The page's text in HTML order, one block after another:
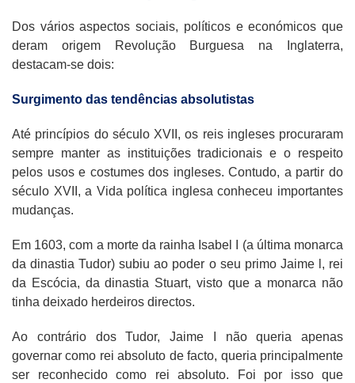
Dos vários aspectos sociais, políticos e económicos que
deram origem Revolução Burguesa na Inglaterra,
destacam-se dois:
Surgimento das tendências absolutistas
Até princípios do século XVII, os reis ingleses procuraram
sempre manter as instituições tradicionais e o respeito
pelos usos e costumes dos ingleses. Contudo, a partir do
século XVII, a Vida política inglesa conheceu importantes
mudanças.
Em 1603, com a morte da rainha Isabel I (a última monarca
da dinastia Tudor) subiu ao poder o seu primo Jaime l, rei
da Escócia, da dinastia Stuart, visto que a monarca não
tinha deixado herdeiros directos.
Ao contrário dos Tudor, Jaime I não queria apenas
governar como rei absoluto de facto, queria principalmente
ser reconhecido como rei absoluto. Foi por isso que